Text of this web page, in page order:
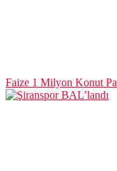
Faize 1 Milyon Konut